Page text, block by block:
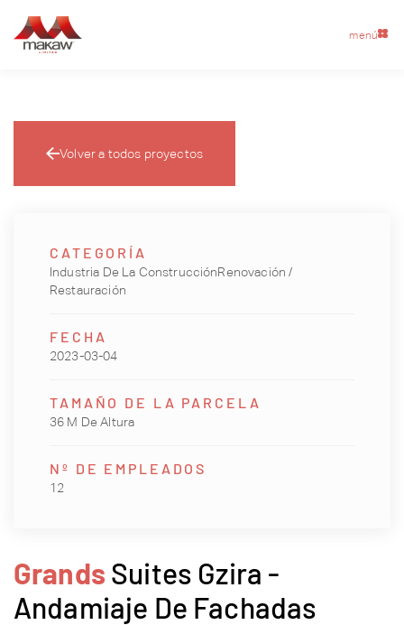
menú
Volver a todos proyectos
Grands Suites Gzira -
Andamiaje De Fachadas
CATEGORÍA
Industria De La ConstrucciónRenovación /
Restauración
FECHA
2023-03-04
TAMAÑO DE LA PARCELA
36 M De Altura
Nº DE EMPLEADOS
12